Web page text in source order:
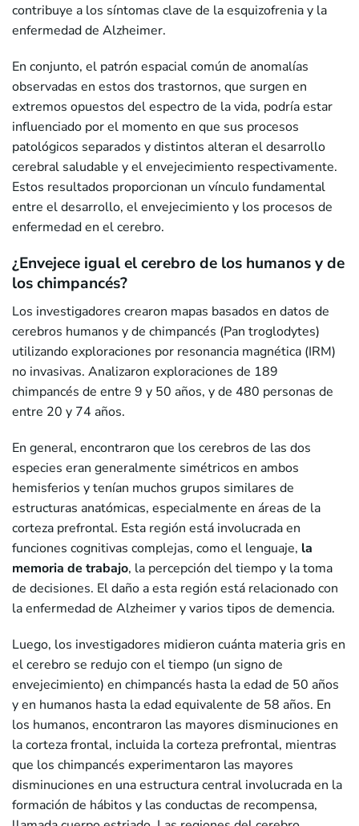
contribuye a los síntomas clave de la esquizofrenia y la
enfermedad de Alzheimer.
En conjunto, el patrón espacial común de anomalías
observadas en estos dos trastornos, que surgen en
extremos opuestos del espectro de la vida, podría estar
influenciado por el momento en que sus procesos
patológicos separados y distintos alteran el desarrollo
cerebral saludable y el envejecimiento respectivamente.
Estos resultados proporcionan un vínculo fundamental
entre el desarrollo, el envejecimiento y los procesos de
enfermedad en el cerebro.
¿Envejece igual el cerebro de los humanos y de
los chimpancés?
Los investigadores crearon mapas basados en datos de
cerebros humanos y de chimpancés (Pan troglodytes)
utilizando exploraciones por resonancia magnética (IRM)
no invasivas. Analizaron exploraciones de 189
chimpancés de entre 9 y 50 años, y de 480 personas de
entre 20 y 74 años.
En general, encontraron que los cerebros de las dos
especies eran generalmente simétricos en ambos
hemisferios y tenían muchos grupos similares de
estructuras anatómicas, especialmente en áreas de la
corteza prefrontal. Esta región está involucrada en
funciones cognitivas complejas, como el lenguaje, la
memoria de trabajo, la percepción del tiempo y la toma
de decisiones. El daño a esta región está relacionado con
la enfermedad de Alzheimer y varios tipos de demencia.
Luego, los investigadores midieron cuánta materia gris en
el cerebro se redujo con el tiempo (un signo de
envejecimiento) en chimpancés hasta la edad de 50 años
y en humanos hasta la edad equivalente de 58 años. En
los humanos, encontraron las mayores disminuciones en
la corteza frontal, incluida la corteza prefrontal, mientras
que los chimpancés experimentaron las mayores
disminuciones en una estructura central involucrada en la
formación de hábitos y las conductas de recompensa,